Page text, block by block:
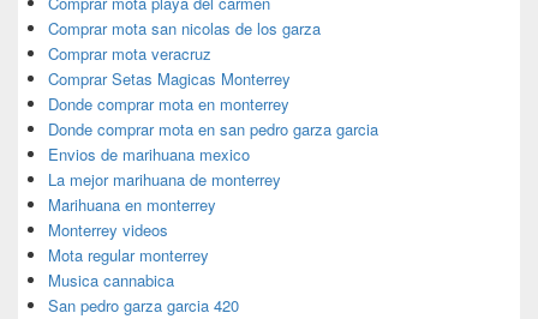
Comprar mota san nicolas de los garza
Comprar mota veracruz
Comprar Setas Magicas Monterrey
Donde comprar mota en monterrey
Donde comprar mota en san pedro garza garcia
Envios de marihuana mexico
La mejor marihuana de monterrey
Marihuana en monterrey
Monterrey videos
Mota regular monterrey
Musica cannabica
San pedro garza garcia 420